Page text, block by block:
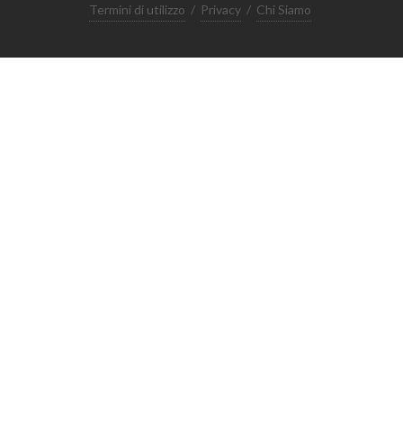
Termini di utilizzo / Privacy / Chi Siamo